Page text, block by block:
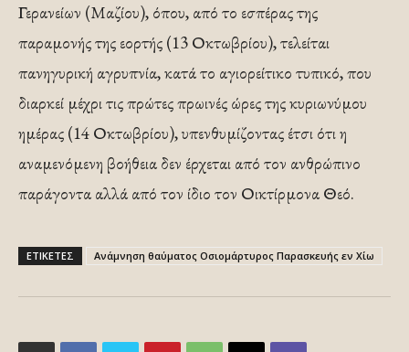
Γερανείων (Μαζίου), όπου, από το εσπέρας της
παραμονής της εορτής (13 Οκτωβρίου), τελείται
πανηγυρική αγρυπνία, κατά το αγιορείτικο τυπικό, που
διαρκεί μέχρι τις πρώτες πρωινές ώρες της κυριωνύμου
ημέρας (14 Οκτωβρίου), υπενθυμίζοντας έτσι ότι η
αναμενόμενη βοήθεια δεν έρχεται από τον ανθρώπινο
παράγοντα αλλά από τον ίδιο τον Οικτίρμονα Θεό.
ΕΤΙΚΕΤΕΣ Ανάμνηση θαύματος Οσιομάρτυρος Παρασκευής εν Xίω